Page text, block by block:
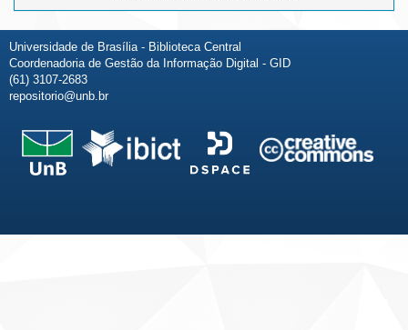
Universidade de Brasília - Biblioteca Central
Coordenadoria de Gestão da Informação Digital - GID
(61) 3107-2683
repositorio@unb.br